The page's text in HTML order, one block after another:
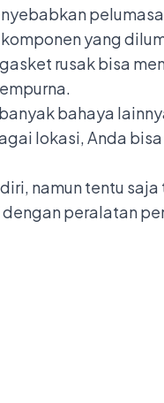
yang
rusak bisa
bahaya
lokasi, Anda
namun tentu
peralatan